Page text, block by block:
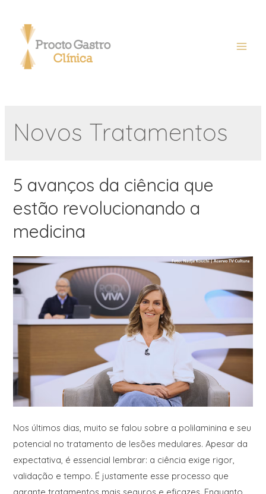
Novos Tratamentos
5 avanços da ciência que
estão revolucionando a
medicina
Nos últimos dias, muito se falou sobre a polilaminina e seu
potencial no tratamento de lesões medulares. Apesar da
expectativa, é essencial lembrar: a ciência exige rigor,
validação e tempo. É justamente esse processo que